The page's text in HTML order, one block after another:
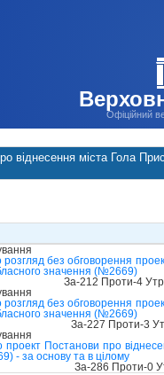
Офіційний
віднесення міста Гола
без обговорення
значення (№2669)
За-212 Проти-4
без обговорення
значення (№2669)
За-227 Проти-3
Постанови про
- за основу та в цілому
За-286 Проти-0